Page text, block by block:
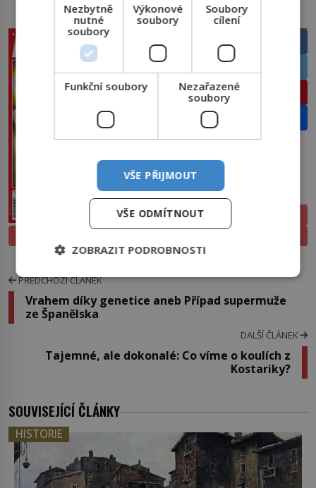
PRÁVĚ V PRODEJI SDÍLEJTE ČLÁNEK
Facebook
Twitter
Pinterest
PŘEDPLATNÉ
ELEKTRONICKÉ
PŘEDCHOZÍ ČLÁNEK
Vrahem díky genetice aneb Případ supermuže
ze Španělska
DALŠÍ ČLÁNEK
Tajemné, ale dokonalé: Co víme o koulích z
Kostariky?
SOUVISEJÍCÍ ČLÁNKY
HISTORIE
Nezbytně
nutné
soubory
Výkonové
soubory
Soubory
cílení
Funkční soubory
Nezařazené
soubory
VŠE PŘIJMOUT
VŠE ODMÍTNOUT
ZOBRAZIT PODROBNOSTI